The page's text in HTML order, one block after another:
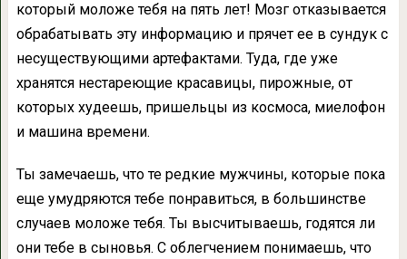
который моложе тебя на пять лет! Мозг отказывается
обрабатывать эту информацию и прячет ее в сундук с
несуществующими артефактами. Туда, где уже
хранятся нестареющие красавицы, пирожные, от
которых худеешь, пришельцы из космоса, миелофон
и машина времени.
Ты замечаешь, что те редкие мужчины, которые пока
еще умудряются тебе понравиться, в большинстве
случаев моложе тебя. Ты высчитываешь, годятся ли
они тебе в сыновья. С облегчением понимаешь, что